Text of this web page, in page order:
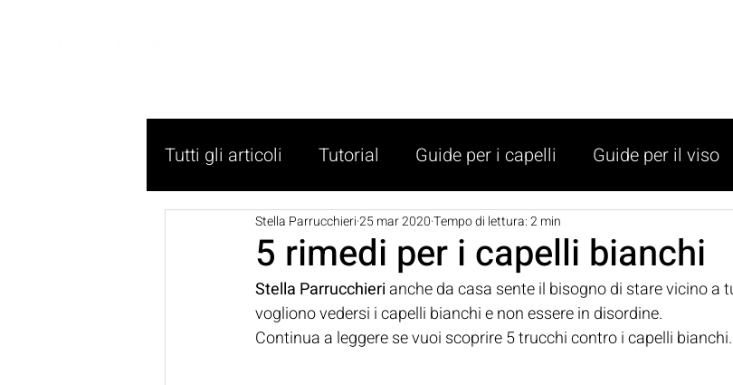
Tutti gli articoli Tutorial Guide per i capelli Guide per il viso
5 rimedi per i capelli bianchi
Stella Parrucchieri25 mar 2020Tempo di lettura: 2 min
Stella Parrucchieri anche da casa sente il bisogno di stare vicino a
vogliono vedersi i capelli bianchi e non essere in disordine.
Continua a leggere se vuoi scoprire 5 trucchi contro i capelli bianchi.